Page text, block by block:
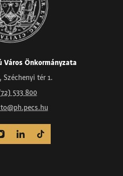
Város Önkormányzata
Széchenyi tér 1.
533 800